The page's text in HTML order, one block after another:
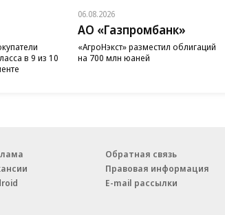
в 9 из 10
06.08.2026
АО «Газпромбанк»
«АгроНэкст» разместил облигаций
на 700 млн юаней
Обратная связь
Правовая информация
E-mail рассылки